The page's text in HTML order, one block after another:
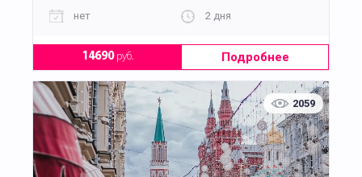
нет
2 дня
14690руб. Подробнее
2059